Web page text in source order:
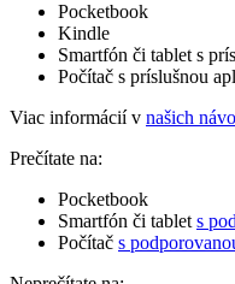
Pocketbook
Kindle
Smartfón či tablet s
Počítač s príslušnou
Viac informácií v našich
Prečítate na:
Pocketbook
Smartfón či tablet s
Počítač s